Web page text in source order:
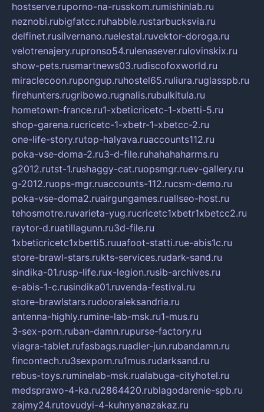
hostserve.ruporno-na-russkom.rumishinlab.ru
neznobi.rubigfatcc.ruhabble.rustarbucksvia.ru
delfinet.rusilvernano.ruelestal.ruvektor-doroga.ru
velotrenajery.rupronso54.rulenasever.rulovinskix.ru
show-pets.rusmartnews03.rudiscofoxworld.ru
miraclecoon.rupongup.ruhostel65.ruliura.ruglasspb.ru
firehunters.rugribowo.rugnalis.rubulkitula.ru
hometown-france.ru1-xbeticricetc-1-xbetti-5.ru
shop-garena.rucricetc-1-xbetr-1-xbetcc-2.ru
one-life-story.rutop-halyava.ruaccounts112.ru
poka-vse-doma-2.ru3-d-file.ruhahahaharms.ru
g2012.rutst-1.rushaggy-cat.ruopsmgr.ruev-gallery.ru
g-2012.ruops-mgr.ruaccounts-112.rucsm-demo.ru
poka-vse-doma2.ruairgungames.ruallseo-host.ru
tehosmotre.ruvarieta-yug.rucricetc1xbetr1xbetcc2.ru
raytor-d.ruatillagunn.ru3d-file.ru
1xbeticricetc1xbetti5.ruuafoot-statti.rue-abis1c.ru
store-brawl-stars.rukts-services.rudark-sand.ru
sindika-01.rusp-life.rux-legion.rusib-archives.ru
e-abis-1-c.rusindika01.ruvenda-festival.ru
store-brawlstars.rudooraleksandria.ru
antenna-highly.rumine-lab-msk.ru1-mus.ru
3-sex-porn.ruban-damn.rupurse-factory.ru
viagra-tablet.rufasbags.ruadler-jun.rubandamn.ru
fincontech.ru3sexporn.ru1mus.rudarksand.ru
rebus-toys.ruminelab-msk.rualabuga-cityhotel.ru
medsprawo-4-ka.ru2864420.rublagodarenie-spb.ru
zajmy24.rutovudyi-4-kuhnyanazakaz.ru